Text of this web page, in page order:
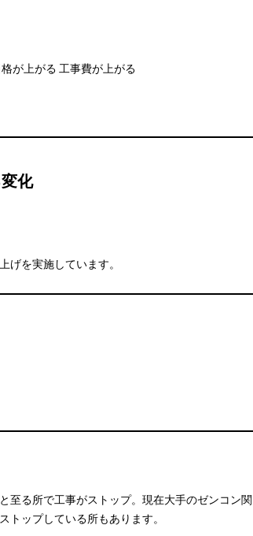
が上がる 工事費が上がる
化
げを実施しています。
至る所で工事がストップ。現在大手のゼンコン関
トップしている所もあります。